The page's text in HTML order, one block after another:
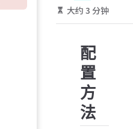
大约 3 分钟
配
置
方
法